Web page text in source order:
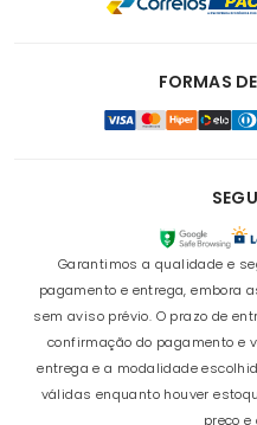
FORMAS
Garantimos a qualidade e
pagamento e entrega, embora
sem aviso prévio. O prazo de
confirmação do pagamento e
entrega e a modalidade
válidas enquanto houver
preço